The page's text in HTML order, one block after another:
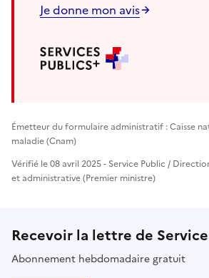
Je donne mon avis
Émetteur du formulaire administratif : Caisse
maladie (Cnam)
Vérifié le 08 avril 2025 - Service Public /
et administrative (Premier ministre)
Recevoir la lettre de
Abonnement hebdomadaire gratuit